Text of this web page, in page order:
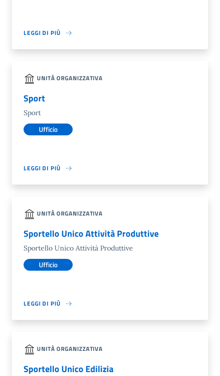
LEGGI DI PIÙ
UNITÀ ORGANIZZATIVA
Sport
Sport
Ufficio
LEGGI DI PIÙ
UNITÀ ORGANIZZATIVA
Sportello Unico Attività Produttive
Sportello Unico Attività Produttive
Ufficio
LEGGI DI PIÙ
UNITÀ ORGANIZZATIVA
Sportello Unico Edilizia